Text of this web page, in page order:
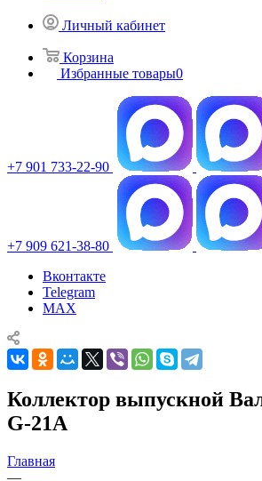
Личный кабинет
Корзина
Избранные товары0
+7 901 733-22-90
+7 909 621-38-80
Вконтакте
Telegram
MAX
Коллектор выпускной
G-21А
Главная
—